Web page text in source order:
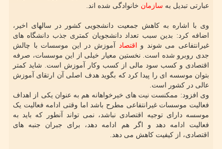
عبارتی تبدیل به سازمان خانوادگی شده اند.
وی با اشاره به کاهش جمعیت دانشجویی کشور در سالهای اخیر،
اضافه کرد: بدین سبب تعداد دانشجویان کمتری جذب دانشگاه های
غیرانتفاعی می شوند و اقتصاد
آموزش در این موسسات با چالش
جدی روبرو شده است. نخستین معیار خیلی از این موسسات، صرفه
اقتصادی و کسب سود مالی از کسب وکار آموزش است. شاید کمتر
بتوان موسسه ای را پیدا کرد که بگوید هدف اصلی آن ارتقای آموزش
عالی در کشور است.
وی افزود: ممکنست نیت های خیرخواهانه هم به عنوان یکی از اهداف
فعالیت موسسات غیرانتفاعی مطرح باشد اما وقتی ادامه فعالیت یک
موسسه دارای توجیه اقتصادی نباشد، نمی تواند آنطور که باید به
فعالیت ادامه دهد و اگر هم ادامه دهد، برای جبران جنبه های
اقتصادی، از کیفیت کاهش می دهد.